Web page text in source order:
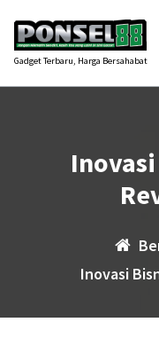
konten
Gadget Terbaru, Harga Bersahabat
Inovasi